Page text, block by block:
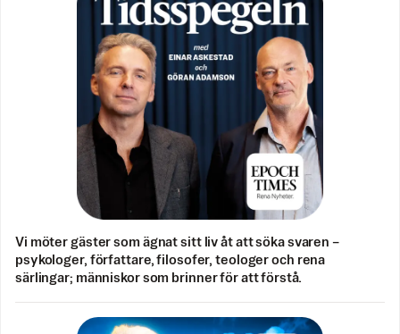
Vi möter gäster som ägnat sitt liv åt att söka svaren –
psykologer, författare, filosofer, teologer och rena
särlingar; människor som brinner för att förstå.